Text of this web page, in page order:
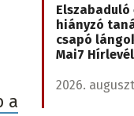
a
hiányzó
csapó
Mai7 Hírlevél
2026.